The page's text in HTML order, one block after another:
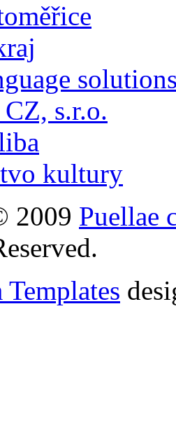
s.r.o.
kultury
2009 Puellae
Templates